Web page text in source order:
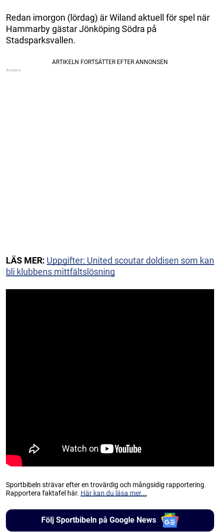
Redan imorgon (lördag) är Wiland aktuell för spel när
Hammarby gästar Jönköping Södra på
Stadsparksvallen.
LÄS MER: Uppgifter: United scoutar doldisen som kan
bli klubbens mittfältslösning
Sportbibeln strävar efter en trovärdig och mångsidig rapportering.
Rapportera faktafel här. Här kan du läsa mer...
Följ Sportbibeln på Google News